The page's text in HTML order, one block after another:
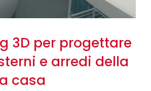
3D per progettare
e arredi della
casa